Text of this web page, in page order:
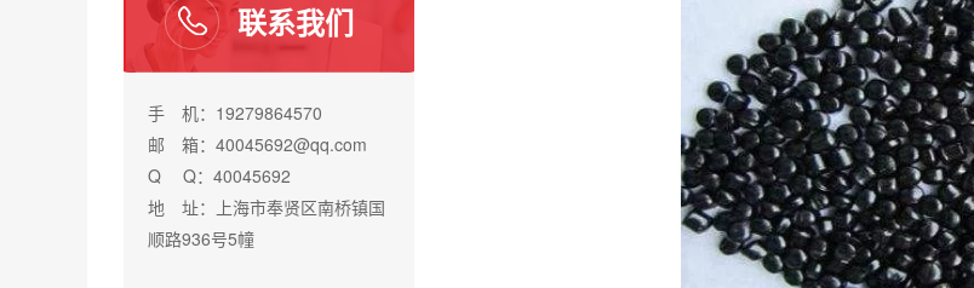
联系我们
手 机：19279864570
邮 箱：40045692@qq.com
Q Q：40045692
地 址：上海市奉贤区南桥镇国
顺路936号5幢